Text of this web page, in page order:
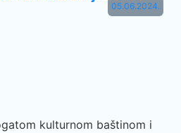
05.06.2024.
kulturnom baštinom i